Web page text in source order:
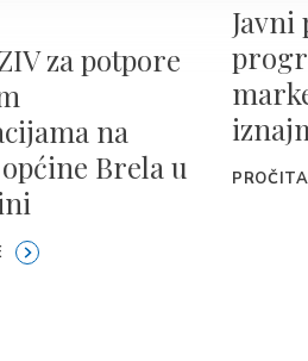
za potpore
na
Brela u
Javni